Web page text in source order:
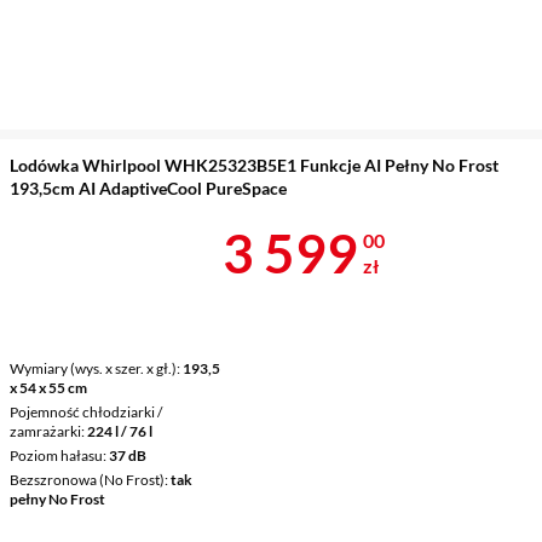
Lodówka Whirlpool WHK25323B5E1 Funkcje AI Pełny No Frost
193,5cm AI AdaptiveCool PureSpace
Wymiary (wys. x szer. x gł.) 193,5
x 54 x 55 cm
Pojemność chłodziarki /
zamrażarki 224 l / 76 l
Poziom hałasu 37 dB
Bezszronowa (No Frost) tak
pełny No Frost
Cena 3 599 zł
3 599 00
zł